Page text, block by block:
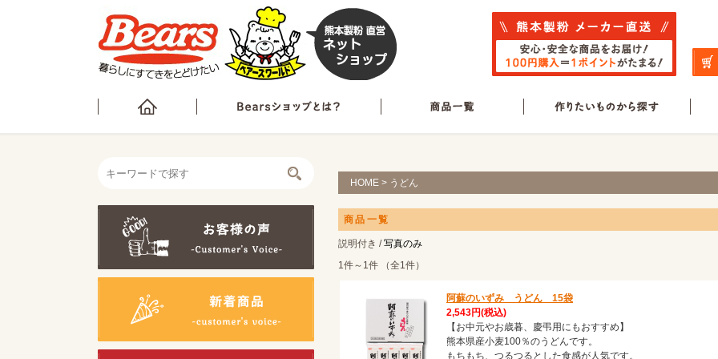
HOME > うどん
商品一覧
説明付き /写真のみ
1件～1件 （全1件）
阿蘇のいずみ うどん 15袋
2,543円(税込)
【お中元やお歳暮、慶弔用にもおすすめ】
熊本県産小麦100％のうどんです。
もちもち、つるつるとした食感が人気です。